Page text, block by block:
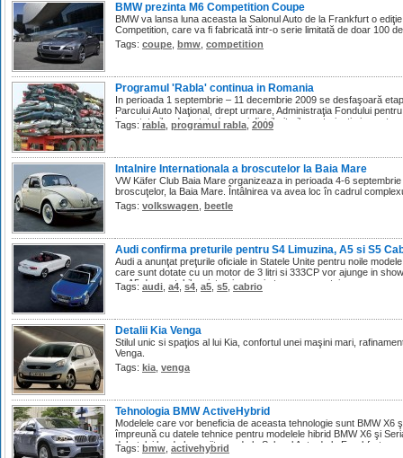
BMW prezinta M6 Competition Coupe
BMW va lansa luna aceasta la Salonul Auto de la Frankfurt o
Competition, care va fi fabricată intr-o serie limitată de doar 100
Tags: coupe bmw competition
Programul 'Rabla' continua in Romania
In perioada 1 septembrie – 11 decembrie 2009 se desfaşoară
Parcului Auto Naţional, drept urmare, Administraţia Fondului
importatorilor de autoturisme şi distribuitorilor autorizaţi ai
Tags: rabla programul rabla 2009
Intalnire Internationala a broscutelor la Baia Mare
VW Käfer Club Baia Mare organizeaza in perioada 4-6
broscuţelor, la Baia Mare. Întâlnirea va avea loc în cadrul
Tags: volkswagen beetle
Audi confirma preturile pentru S4 Limuzina, A5 si S5
Audi a anunţat preţurile oficiale in Statele Unite pentru noile
care sunt dotate cu un motor de 3 litri si 333CP vor ajunge in
ce A5 decapotabil va intregi gama in toamna acestui an.
Tags: audi a4 s4 a5 s5 cabrio
Detalii Kia Venga
Stilul unic si spaţios al lui Kia, confortul unei maşini mari,
Venga.
Tags: kia venga
Tehnologia BMW ActiveHybrid
Modelele care vor beneficia de aceasta tehnologie sunt BMW X6
împreună cu datele tehnice pentru modelele hibrid BMW X6 şi
debutului lor de luna viitoare de la Salonul Auto de la Frankfurt.
Tags: bmw activehybrid